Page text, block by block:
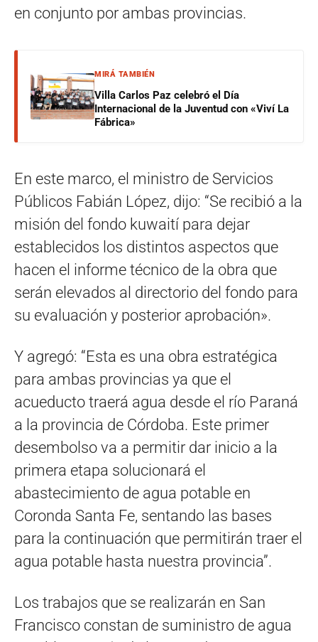
en conjunto por ambas provincias.
MIRÁ TAMBIÉN
Villa Carlos Paz celebró el Día
Internacional de la Juventud con «Viví La
Fábrica»
En este marco, el ministro de Servicios
Públicos Fabián López, dijo: “Se recibió a la
misión del fondo kuwaití para dejar
establecidos los distintos aspectos que
hacen el informe técnico de la obra que
serán elevados al directorio del fondo para
su evaluación y posterior aprobación».
Y agregó: “Esta es una obra estratégica
para ambas provincias ya que el
acueducto traerá agua desde el río Paraná
a la provincia de Córdoba. Este primer
desembolso va a permitir dar inicio a la
primera etapa solucionará el
abastecimiento de agua potable en
Coronda Santa Fe, sentando las bases
para la continuación que permitirán traer el
agua potable hasta nuestra provincia”.
Los trabajos que se realizarán en San
Francisco constan de suministro de agua